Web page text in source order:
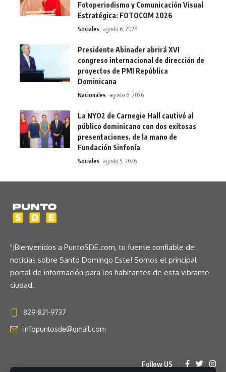
Fotoperiodismo y Comunicación Visual
Estratégica: FOTOCOM 2026
Sociales agosto 6, 2026
Presidente Abinader abrirá XVI
congreso internacional de dirección de
proyectos de PMI República
Dominicana
Nacionales agosto 6, 2026
La NYO2 de Carnegie Hall cautivó al
público dominicano con dos exitosas
presentaciones, de la mano de
Fundación Sinfonía
Sociales agosto 5, 2026
"¡Bienvenidos a PuntoSDE.com, tu fuente confiable de
noticias sobre Santo Domingo Este! Somos el principal
portal de información para los habitantes de esta vibrante
ciudad.
829-821-9737
infopuntosde@gmail.com
Follow US